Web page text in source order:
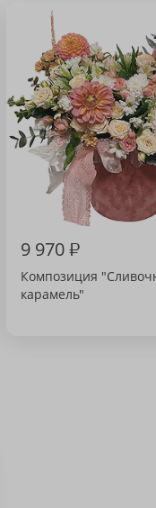
9 970₽
Композиция
карамель"